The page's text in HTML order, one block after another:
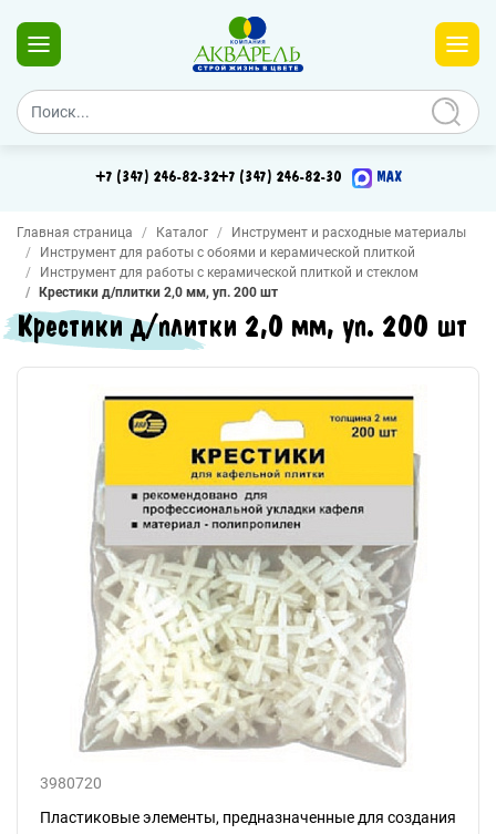
+7 (347) 246-82-32+7 (347) 246-82-30 MAX
Главная страница Каталог
Инструмент и расходные материалы
Инструмент для работы с обоями и керамической плиткой
Инструмент для работы с керамической плиткой и стеклом
Крестики д/плитки 2,0 мм, уп. 200 шт
Крестики д/плитки 2,0 мм, уп. 200 шт
3980720
Пластиковые элементы, предназначенные для создания